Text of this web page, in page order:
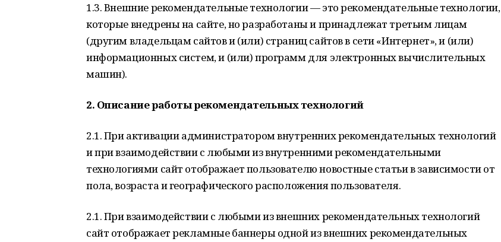
1.3. Внешние рекомендательные технологии — это рекомендательные технологии,
которые внедрены на сайте, но разработаны и принадлежат третьим лицам
(другим владельцам сайтов и (или) страниц сайтов в сети «Интернет», и (или)
информационных систем, и (или) программ для электронных вычислительных
машин).
2. Описание работы рекомендательных технологий
2.1. При активации администратором внутренних рекомендательных технологий
и при взаимодействии с любыми из внутренними рекомендательными
технологиями сайт отображает пользователю новостные статьи в зависимости от
пола, возраста и географического расположения пользователя.
2.1. При взаимодействии с любыми из внешних рекомендательных технологий
сайт отображает рекламные баннеры одной из внешних рекомендательных